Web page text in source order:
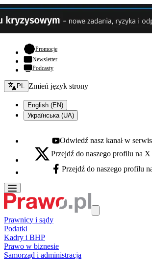
Promocje- otwiera się w nowej karcie
Newsletter
Podcasty
Zmień język - bieżący:
PL Zmień język strony
English (EN)
Українська (UA)
Youtube - otwiera się w nowej karcie
Odwiedź nasz kanał w
X - otwiera się w nowej karcie
Przejdź do naszego profilu na
Facebook - otwiera się w nowej karcie
Przejdź do naszego profilu
Prawnicy i sądy
Podatki
Kadry i BHP
Prawo w biznesie
Samorząd i administracja